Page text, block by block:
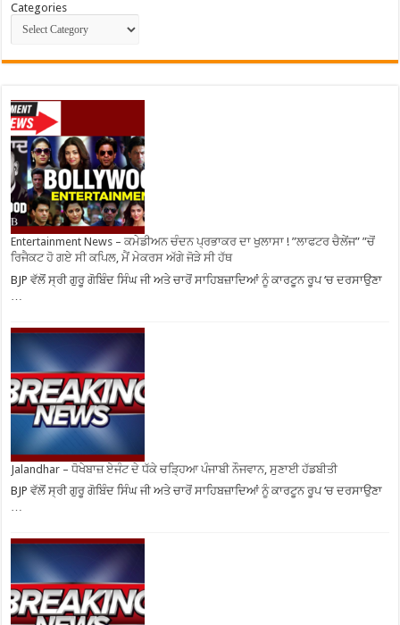
Categories
Entertainment News – ਕਮੇਡੀਅਨ ਚੰਦਨ ਪ੍ਰਭਾਕਰ ਦਾ ਖੁਲਾਸਾ ! ”ਲਾਫਟਰ ਚੈਲੇਂਜ” ”ਚੋਂ
ਰਿਜੈਕਟ ਹੋ ਗਏ ਸੀ ਕਪਿਲ, ਮੈਂ ਮੇਕਰਸ ਅੱਗੇ ਜੋੜੇ ਸੀ ਹੱਥ
BJP ਵੱਲੋਂ ਸ੍ਰੀ ਗੁਰੂ ਗੋਬਿੰਦ ਸਿੰਘ ਜੀ ਅਤੇ ਚਾਰੋਂ ਸਾਹਿਬਜ਼ਾਦਿਆਂ ਨੂੰ ਕਾਰਟੂਨ ਰੂਪ ‘ਚ ਦਰਸਾਉਣਾ
Jalandhar – ਧੋਖੇਬਾਜ਼ ਏਜੰਟ ਦੇ ਧੱਕੇ ਚੜ੍ਹਿਆ ਪੰਜਾਬੀ ਨੌਜਵਾਨ, ਸੁਣਾਈ ਹੱਡਬੀਤੀ
BJP ਵੱਲੋਂ ਸ੍ਰੀ ਗੁਰੂ ਗੋਬਿੰਦ ਸਿੰਘ ਜੀ ਅਤੇ ਚਾਰੋਂ ਸਾਹਿਬਜ਼ਾਦਿਆਂ ਨੂੰ ਕਾਰਟੂਨ ਰੂਪ ‘ਚ ਦਰਸਾਉਣਾ
…